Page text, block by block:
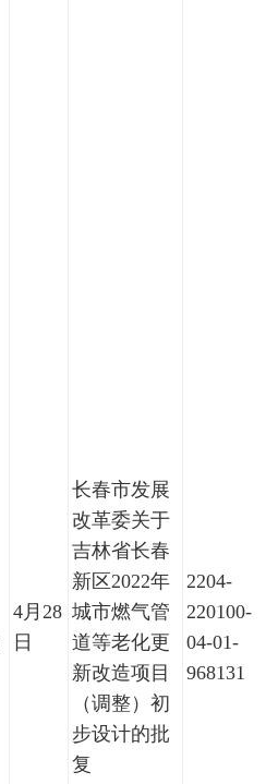
4月28
日
长春市发展
改革委关于
吉林省长春
新区2022年
城市燃气管
道等老化更
新改造项目
（调整）初
步设计的批
复
2204-
220100-
04-01-
968131